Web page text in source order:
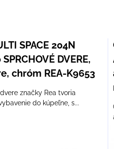
SPACE 204N
DVERE,
chróm REA-K9653
značky Rea tvoria
do kúpeľne, s...